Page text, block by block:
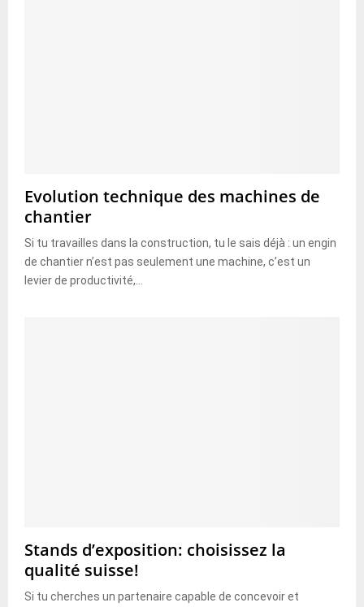
Evolution technique des machines de
chantier
Si tu travailles dans la construction, tu le sais déjà : un engin
de chantier n’est pas seulement une machine, c’est un
levier de productivité,...
Stands d’exposition: choisissez la
qualité suisse!
Si tu cherches un partenaire capable de concevoir et